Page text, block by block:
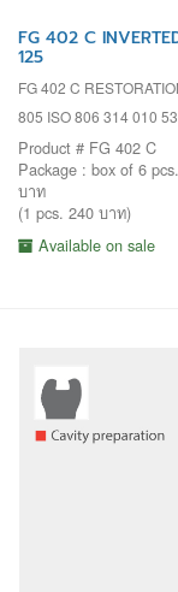
FG 402 C
125
FG 402 C
805 ISO 806 314 010
Product # FG 402 C
Package : box of 6
บาท
(1 pcs. 240 บาท)
Available on sale